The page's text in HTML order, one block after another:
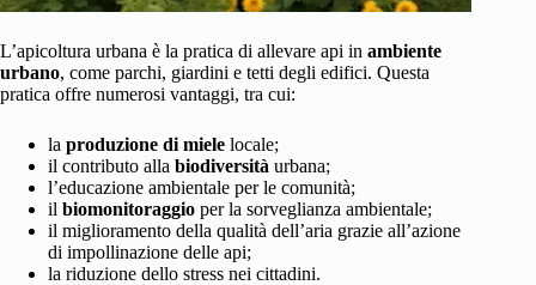
L’apicoltura urbana è la pratica di allevare api in ambiente
urbano, come parchi, giardini e tetti degli edifici. Questa
pratica offre numerosi vantaggi, tra cui:
la produzione di miele locale;
il contributo alla biodiversità urbana;
l’educazione ambientale per le comunità;
il biomonitoraggio per la sorveglianza ambientale;
il miglioramento della qualità dell’aria grazie all’azione
di impollinazione delle api;
la riduzione dello stress nei cittadini.